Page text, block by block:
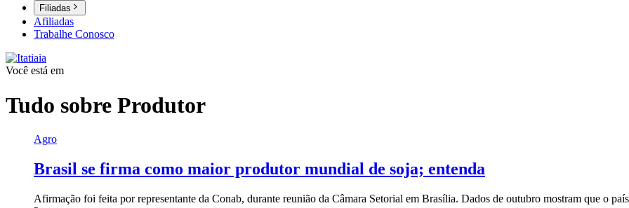
Filiadas
Afiliadas
Trabalhe Conosco
Você está em
Tudo sobre Produtor
Agro
Brasil se firma como maior produtor mundial de soja; entenda
Afirmação foi feita por representante da Conab, durante reunião da Câmara Setorial em Brasília. Dados de outubro mostram que o